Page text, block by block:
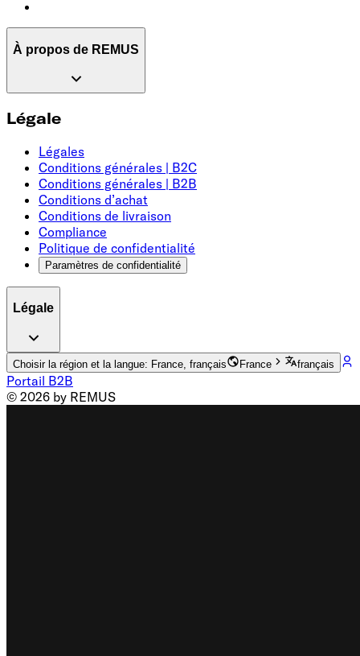
À propos de REMUS
Légale
Légales
Conditions générales | B2C
Conditions générales | B2B
Conditions d’achat
Conditions de livraison
Compliance
Politique de confidentialité
Paramètres de confidentialité
Légale
Choisir la région et la langue: France, français France français
Portail B2B
© 2026 by REMUS